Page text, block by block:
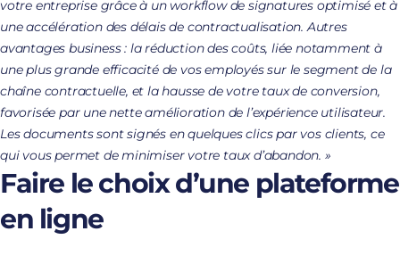
votre entreprise grâce à un workflow de signatures optimisé et à
une accélération des délais de contractualisation. Autres
avantages business : la réduction des coûts, liée notamment à
une plus grande efficacité de vos employés sur le segment de la
chaîne contractuelle, et la hausse de votre taux de conversion,
favorisée par une nette amélioration de l’expérience utilisateur.
Les documents sont signés en quelques clics par vos clients, ce
qui vous permet de minimiser votre taux d’abandon. »
Faire le choix d’une plateforme
en ligne